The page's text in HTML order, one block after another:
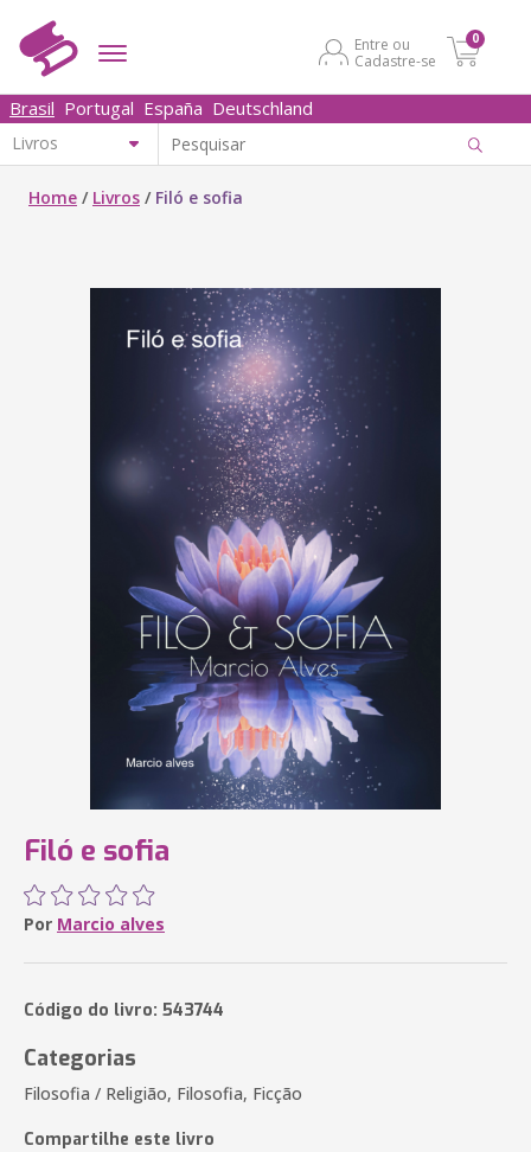
Entre ou
Cadastre-se
0
Brasil Portugal España Deutschland
Home / Livros / Filó e sofia
Filó e sofia
Por Marcio alves
Código do livro: 543744
Categorias
Filosofia / Religião, Filosofia, Ficção
Compartilhe este livro